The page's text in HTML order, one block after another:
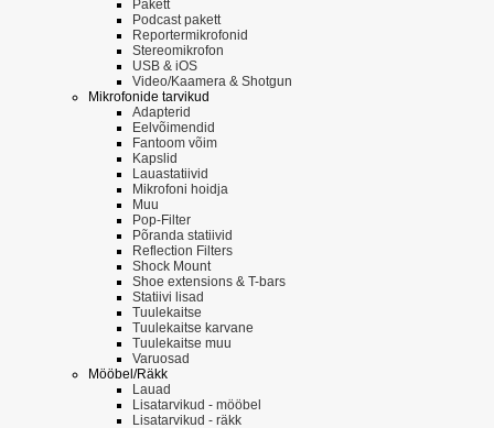
Pakett
Podcast pakett
Reportermikrofonid
Stereomikrofon
USB & iOS
Video/Kaamera & Shotgun
Mikrofonide tarvikud
Adapterid
Eelvõimendid
Fantoom võim
Kapslid
Lauastatiivid
Mikrofoni hoidja
Muu
Pop-Filter
Põranda statiivid
Reflection Filters
Shock Mount
Shoe extensions & T-bars
Statiivi lisad
Tuulekaitse
Tuulekaitse karvane
Tuulekaitse muu
Varuosad
Mööbel/Räkk
Lauad
Lisatarvikud - mööbel
Lisatarvikud - räkk